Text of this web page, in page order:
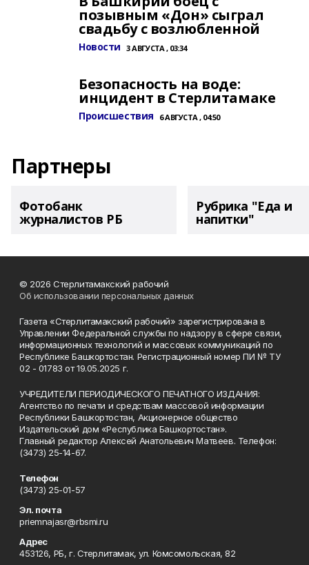
позывным «Дон» сыграл
свадьбу с возлюбленной
Новости 3 АВГУСТА , 03:34
Безопасность на воде:
инцидент в Стерлитамаке
Происшествия 6 АВГУСТА , 04:50
Партнеры
Фотобанк
журналистов РБ
Рубрика "Еда и
напитки"
© 2026 Стерлитамакский рабочий
Об использовании персональных данных
Газета «Стерлитамакский рабочий» зарегистрирована в
Управлении Федеральной службы по надзору в сфере связи,
информационных технологий и массовых коммуникаций по
Республике Башкортостан. Регистрационный номер ПИ № ТУ
02 - 01783 от 19.05.2025 г.
УЧРЕДИТЕЛИ ПЕРИОДИЧЕСКОГО ПЕЧАТНОГО ИЗДАНИЯ:
Агентство по печати и средствам массовой информации
Республики Башкортостан, Акционерное общество
Издательский дом «Республика Башкортостан».
Главный редактор Алексей Анатольевич Матвеев. Телефон:
(3473) 25-14-67.
Телефон
(3473) 25-01-57
Эл. почта
priemnajasr@rbsmi.ru
Адрес
453126, РБ, г. Стерлитамак, ул. Комсомольская, 82